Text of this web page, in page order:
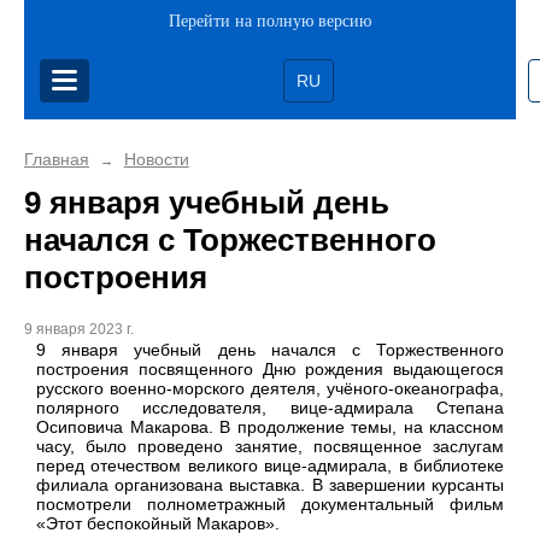
Перейти на полную версию
RU
Главная → Новости
9 января учебный день
начался с Торжественного
построения
9 января 2023 г.
9 января учебный день начался с Торжественного
построения посвященного Дню рождения выдающегося
русского военно-морского деятеля, учёного-океанографа,
полярного исследователя, вице-адмирала Степана
Осиповича Макарова. В продолжение темы, на классном
часу, было проведено занятие, посвященное заслугам
перед отечеством великого вице-адмирала, в библиотеке
филиала организована выставка. В завершении курсанты
посмотрели полнометражный документальный фильм
«Этот беспокойный Макаров».